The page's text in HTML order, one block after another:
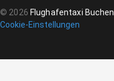
© 2026 Flughafentaxi Buchen
Cookie-Einstellungen